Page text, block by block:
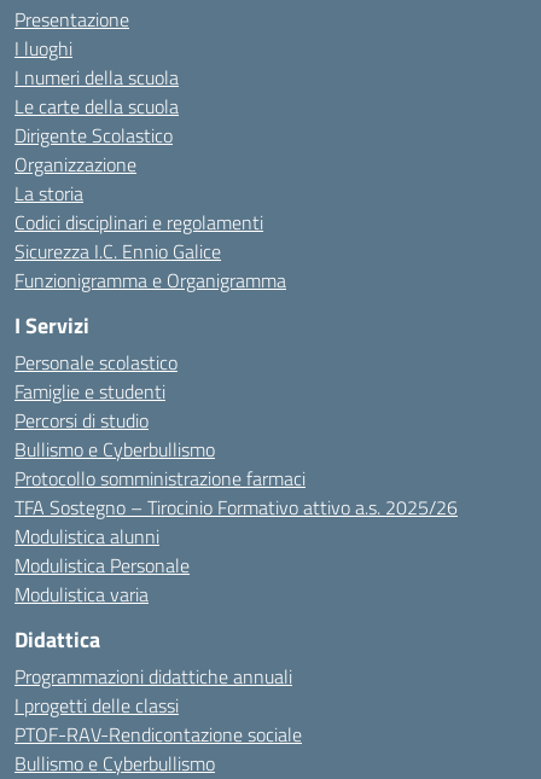
Presentazione
I luoghi
I numeri della scuola
Le carte della scuola
Dirigente Scolastico
Organizzazione
La storia
Codici disciplinari e regolamenti
Sicurezza I.C. Ennio Galice
Funzionigramma e Organigramma
I Servizi
Personale scolastico
Famiglie e studenti
Percorsi di studio
Bullismo e Cyberbullismo
Protocollo somministrazione farmaci
TFA Sostegno – Tirocinio Formativo attivo a.s. 2025/26
Modulistica alunni
Modulistica Personale
Modulistica varia
Didattica
Programmazioni didattiche annuali
I progetti delle classi
PTOF-RAV-Rendicontazione sociale
Bullismo e Cyberbullismo